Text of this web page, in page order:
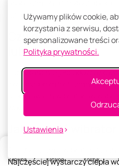
Używamy plików cookie,
korzystania z serwisu,
spersonalizowane treści
Polityka prywatności.
Ustawienia
działają także na odległość
Czy do wibratora
lubrykantu?
Lubrykant nie jest
zwiększa komfort i zmniejsza
silikonowych wibratorów
Jak czyścić wibrator
Najczęściej wystarczy ciepła
Główna Katalog Koszyk